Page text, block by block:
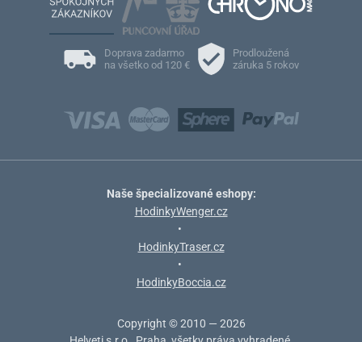
Doprava zadarmo
na všetko od 120 €
Prodloužená
záruka 5 rokov
Naše špecializované eshopy:
HodinkyWenger.cz
•
HodinkyTraser.cz
•
HodinkyBoccia.cz
Copyright © 2010 — 2026